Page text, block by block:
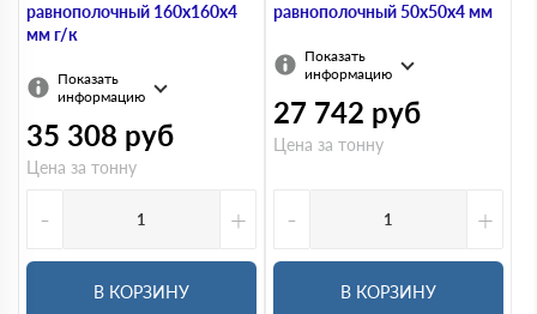
равнополочный 160х160х4
мм г/к
Показать
информацию
35 308 руб
Цена за тонну
- +
В КОРЗИНУ
равнополочный 50х50х4 мм
Показать
информацию
27 742 руб
Цена за тонну
- +
В КОРЗИНУ